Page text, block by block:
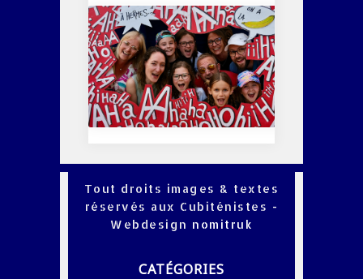
Tout droits images & textes
réservés aux Cubiténistes -
Webdesign nomitruk
CATÉGORIES